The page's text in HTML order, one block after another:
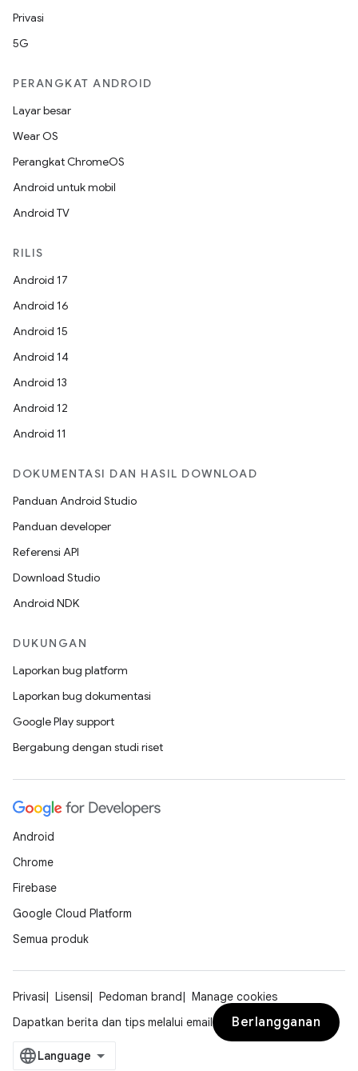
Privasi
5G
PERANGKAT ANDROID
Layar besar
Wear OS
Perangkat ChromeOS
Android untuk mobil
Android TV
RILIS
Android 17
Android 16
Android 15
Android 14
Android 13
Android 12
Android 11
DOKUMENTASI DAN HASIL DOWNLOAD
Panduan Android Studio
Panduan developer
Referensi API
Download Studio
Android NDK
DUKUNGAN
Laporkan bug platform
Laporkan bug dokumentasi
Google Play support
Bergabung dengan studi riset
Android
Chrome
Firebase
Google Cloud Platform
Semua produk
Privasi Lisensi Pedoman brand
Manage cookies
Dapatkan berita dan tips melalui email
Berlangganan